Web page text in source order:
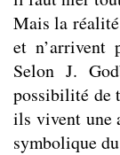
Mais la
et n’arrivent
Selon J.
possibilité de
ils vivent une
symbolique